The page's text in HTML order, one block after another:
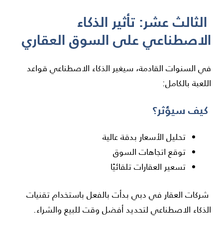
الثالث عشر: تأثير الذكاء
الاصطناعي على السوق العقاري
في السنوات القادمة، سيغير الذكاء الاصطناعي قواعد
اللعبة بالكامل:
كيف سيؤثر؟
تحليل الأسعار بدقة عالية
توقع اتجاهات السوق
تسعير العقارات تلقائيًا
شركات العقار في دبي بدأت بالفعل باستخدام تقنيات
الذكاء الاصطناعي لتحديد أفضل وقت للبيع والشراء.